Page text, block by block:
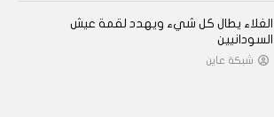
الغلاء يطال كل شيء ويهدد لقمة عيش
السودانيين
شبكة عاين